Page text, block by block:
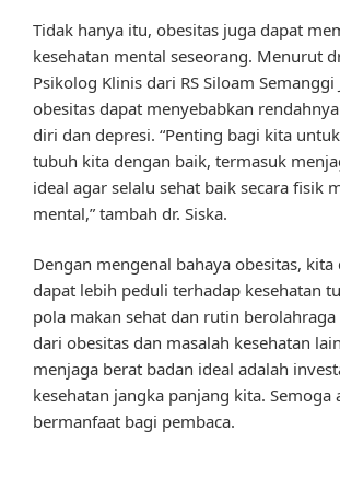
Tidak hanya itu, obesitas juga dapat
kesehatan mental seseorang. Menurut
Psikolog Klinis dari RS Siloam Semanggi
obesitas dapat menyebabkan
diri dan depresi. “Penting bagi kita
tubuh kita dengan baik, termasuk
ideal agar selalu sehat baik secara fisik
mental,” tambah dr. Siska.
Dengan mengenal bahaya obesitas, kita
dapat lebih peduli terhadap kesehatan
pola makan sehat dan rutin
dari obesitas dan masalah kesehatan
menjaga berat badan ideal adalah
kesehatan jangka panjang kita. Semoga
bermanfaat bagi pembaca.